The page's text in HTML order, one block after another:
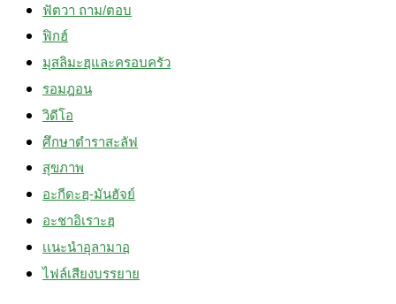
ฟัตวา ถาม/ตอบ
ฟิกฮ์
มุสลิมะฮฺและครอบครัว
รอมฎอน
วิดีโอ
ศึกษาตำราสะลัฟ
สุขภาพ
อะกีดะฮฺ-มันฮัจย์
อะชาอิเราะฮฺ
เเนะนำอุลามาอฺ
ไฟล์เสียงบรรยาย